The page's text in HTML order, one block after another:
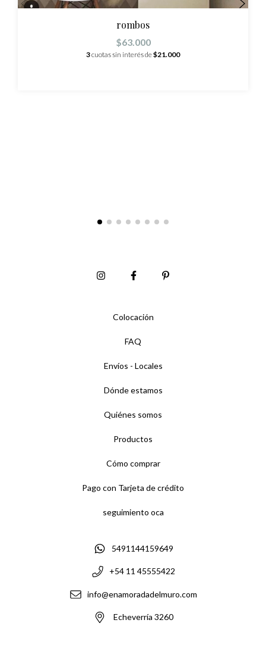
rombos
$63.000
3cuotas sin interés de$21.000
Colocación
FAQ
Envíos - Locales
Dónde estamos
Quiénes somos
Productos
Cómo comprar
Pago con Tarjeta de crédito
seguimiento oca
5491144159649
+54 11 45555422
info@enamoradadelmuro.com
Echeverría 3260